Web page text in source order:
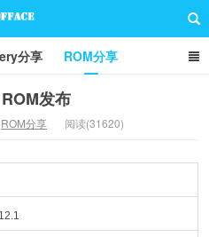
分享 ROM分享
发布
ROM分享 阅读(31620)